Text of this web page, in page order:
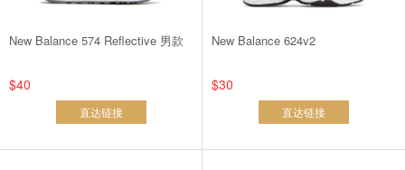
New Balance 574 Reflective 男款
$40
直达链接
New Balance 624v2
$30
直达链接